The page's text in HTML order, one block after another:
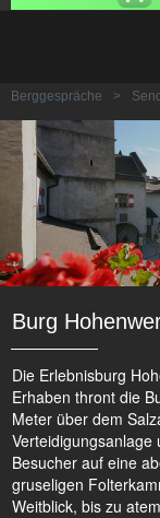
Berggespräche >
Burg
Die Erlebnisburg
Erhaben thront die
Meter über dem
Besucher auf eine
gruseligen
Weitblick, bis zu